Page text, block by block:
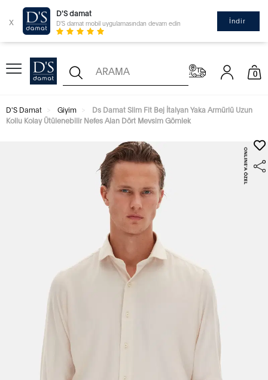
x
D'S damat
D'S damat mobil uygulamasından devam edin İndir
0
D'S Damat Giyim
Ds Damat Slim Fit Bej İtalyan Yaka Armürlü Uzun
Kollu Kolay Ütülenebilir Nefes Alan Dört Mevsim Gömlek